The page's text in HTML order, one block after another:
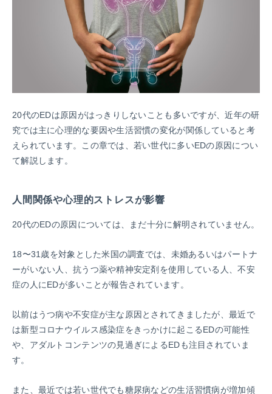
20代のEDは原因がはっきりしないことも多いですが、近年の研
究では主に心理的な要因や生活習慣の変化が関係していると考
えられています。この章では、若い世代に多いEDの原因につい
て解説します。
人間関係や心理的ストレスが影響
20代のEDの原因については、まだ十分に解明されていません。
18〜31歳を対象とした米国の調査では、未婚あるいはパートナ
ーがいない人、抗うつ薬や精神安定剤を使用している人、不安
症の人にEDが多いことが報告されています。
以前はうつ病や不安症が主な原因とされてきましたが、最近で
は新型コロナウイルス感染症をきっかけに起こるEDの可能性
や、アダルトコンテンツの見過ぎによるEDも注目されていま
す。
また、最近では若い世代でも糖尿病などの生活習慣病が増加傾